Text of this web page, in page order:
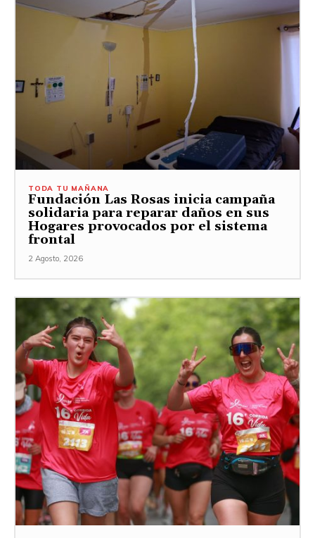
TODA TU MAÑANA
Fundación Las Rosas inicia campaña
solidaria para reparar daños en sus
Hogares provocados por el sistema
frontal
2 Agosto, 2026